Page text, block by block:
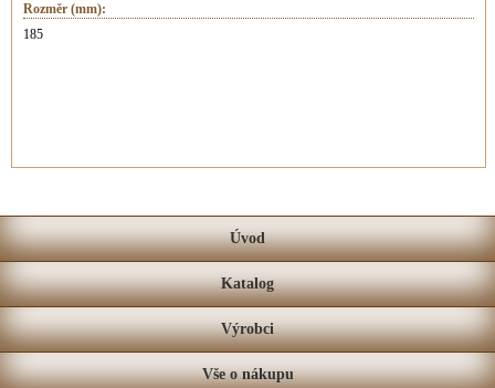
Rozměr (mm):
185
Úvod
Katalog
Výrobci
Vše o nákupu